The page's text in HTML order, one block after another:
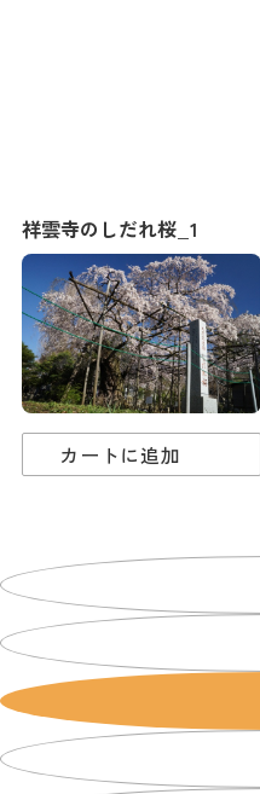
祥雲寺のしだれ桜_1
カートに追加